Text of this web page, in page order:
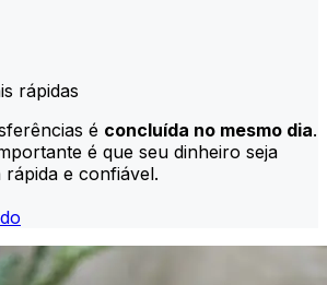
rápidas
é concluída no mesmo dia.
é que seu dinheiro seja
e confiável.